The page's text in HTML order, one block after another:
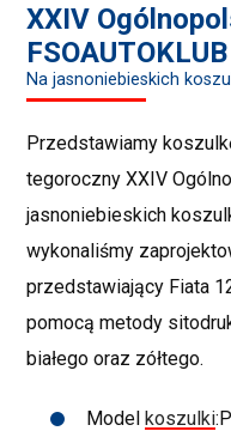
XXIV
FSOAUTOKLUB
Na jasnoniebieskich
Przedstawiamy
tegoroczny XXIV
jasnoniebieskich
wykonaliśmy
przedstawiający Fiata
pomocą metody
białego oraz zółtego.
Modelkoszulki